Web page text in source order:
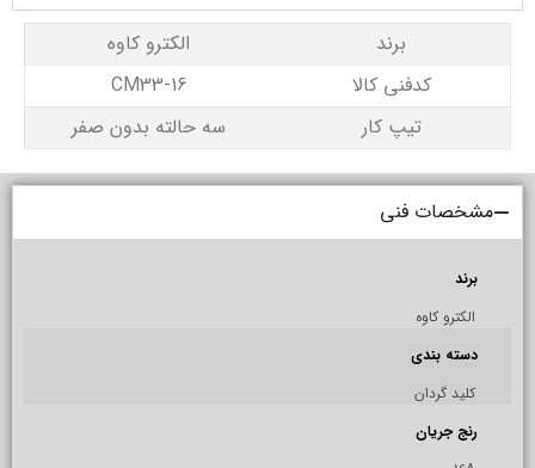
برند
الکترو کاوه
کدفنی کالا
CM33-16
تیپ کار
سه حالته بدون صفر
مشخصات فنی
برند
الکترو کاوه
دسته بندی
کلید گردان
رنج جریان